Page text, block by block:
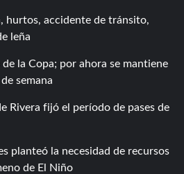
hurtos, accidente de tránsito,
leña
la Copa; por ahora se mantiene
semana
Rivera fijó el período de pases de
planteó la necesidad de recursos
de El Niño